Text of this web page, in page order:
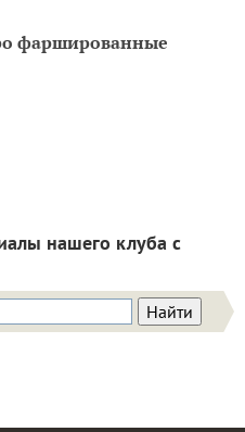
фаршированные
нашего клуба с